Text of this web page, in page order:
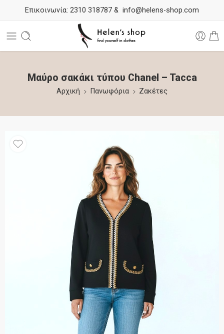
Επικοινωνία: 2310 318787 & info@helens-shop.com
Mαύρο σακάκι τύπου Chanel – Tacca
Αρχική Πανωφόρια Ζακέτες